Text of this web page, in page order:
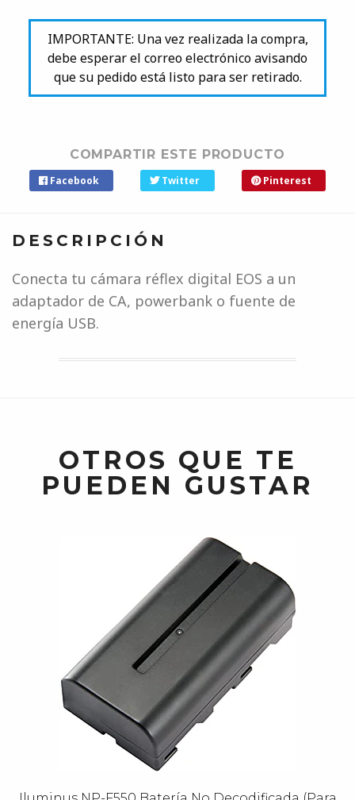
IMPORTANTE: Una vez realizada la compra,
debe esperar el correo electrónico avisando
que su pedido está listo para ser retirado.
COMPARTIR ESTE PRODUCTO
Facebook Twitter Pinterest
DESCRIPCIÓN
Conecta tu cámara réflex digital EOS a un
adaptador de CA, powerbank o fuente de
energía USB.
OTROS QUE TE
PUEDEN GUSTAR